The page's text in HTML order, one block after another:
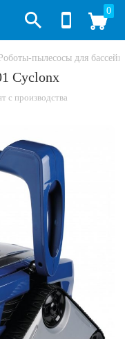
0
Роботы-пылесосы для
Cyclonx
с производства